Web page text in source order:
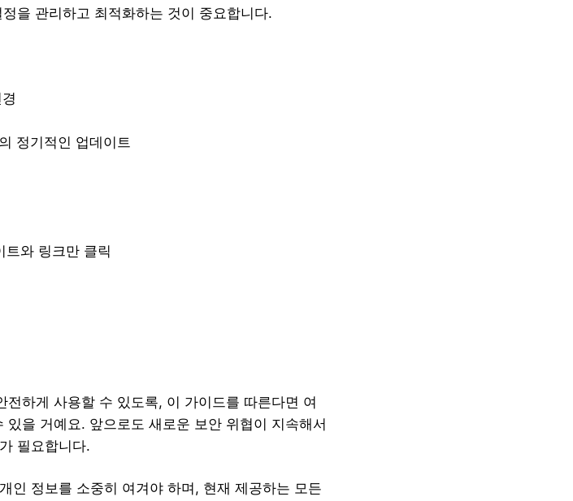
을 관리하고 최적화하는 것이 중요합니다.
정기적인 업데이트
트와 링크만 클릭
하게 사용할 수 있도록, 이 가이드를 따른다면 여
을 거예요. 앞으로도 새로운 보안 위협이 지속해서
필요합니다.
인 정보를 소중히 여겨야 하며, 현재 제공하는 모든